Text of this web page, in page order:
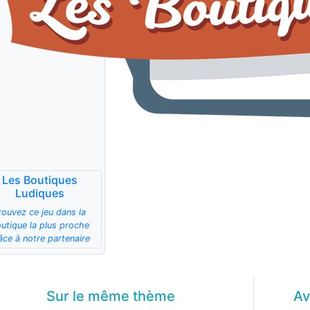
Les Boutiques
Ludiques
ce jeu dans la
la plus proche
à notre partenaire
Sur le même thème